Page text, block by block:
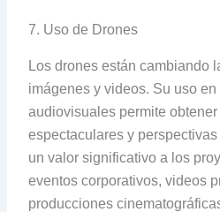
7. Uso de Drones
Los drones están cambiando
imágenes y videos. Su uso
audiovisuales permite
espectaculares y
un valor significativo a los
eventos corporativos, videos
producciones